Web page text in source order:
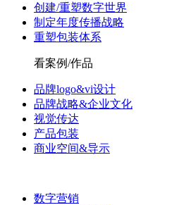
创建/重塑数字世界
制定年度传播战略
重塑包装体系
看案例/作品
品牌logo&vi设计
品牌战略&企业文化
视觉传达
产品包装
商业空间&导示
数字营销